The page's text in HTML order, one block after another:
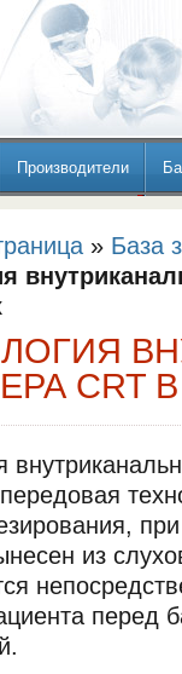
Производители
» База
CRT
из
перед